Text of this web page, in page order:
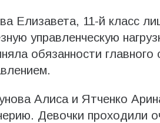
Елизавета, 11-й класс
управленческую
обязанности
Алиса и Ятченко
Девочки проходили